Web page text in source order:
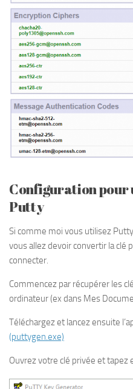
Configuration pour
Putty
Si comme moi vous utilisez
vous allez devoir convertir la clé
connecter.
Commencez par récupérer les
ordinateur (ex dans Mes
Téléchargez et lancez ensuite
(puttygen.exe)
Ouvrez votre clé privée et tapez